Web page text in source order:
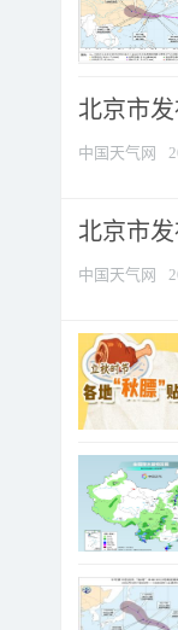
北京市
中国天气网
北京市
中国天气网